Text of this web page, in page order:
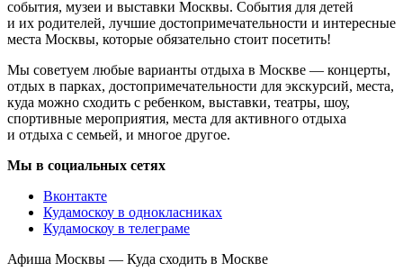
события, музеи и выставки Москвы. События для детей
и их родителей, лучшие достопримечательности и интересные
места Москвы, которые обязательно стоит посетить!
Мы советуем любые варианты отдыха в Москве — концерты,
отдых в парках, достопримечательности для экскурсий, места,
куда можно сходить с ребенком, выставки, театры, шоу,
спортивные мероприятия, места для активного отдыха
и отдыха с семьей, и многое другое.
Мы в социальных сетях
Вконтакте
Кудамоскоу в однокласниках
Кудамоскоу в телеграме
Афиша Москвы — Куда сходить в Москве